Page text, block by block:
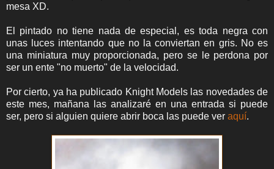
mesa XD.
El pintado no tiene nada de especial, es toda negra con
unas luces intentando que no la conviertan en gris. No es
una miniatura muy proporcionada, pero se le perdona por
ser un ente "no muerto" de la velocidad.
Por cierto, ya ha publicado Knight Models las novedades de
este mes, mañana las analizaré en una entrada si puede
ser, pero si alguien quiere abrir boca las puede ver aquí.